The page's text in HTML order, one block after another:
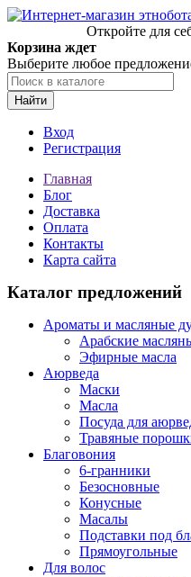
Откройте для
Корзина ждет
Выберите любое
Найти
Вход
Регистрация
Главная
Блог
Доставка
Оплата
Контакты
Карта сайта
Каталог предложений
Ароматы и масляные
Арабские
Эфирные масла
Аюрведа
Маски
Масла
Посуда для
Травяные
Благовония
6-гранники
Безосновные
Конусные
Масалы
Подставки под
Прямоугольные
Для волос